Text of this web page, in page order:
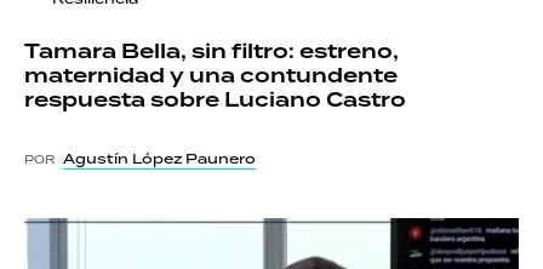
Tamara Bella, sin filtro: estreno,
maternidad y una contundente
respuesta sobre Luciano Castro
POR Agustín López Paunero